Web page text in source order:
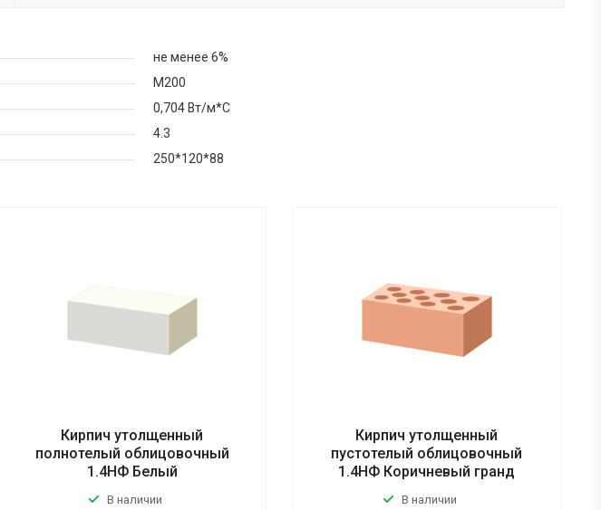
не менее 6%
М200
0,704 Вт/м*С
4.3
250*120*88
Кирпич утолщенный
полнотелый облицовочный
1.4НФ Белый
В наличии
Кирпич утолщенный
пустотелый облицовочный
1.4НФ Коричневый гранд
В наличии